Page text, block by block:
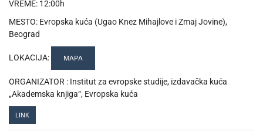
VREME: 12:00h
MESTO: Evropska kuća (Ugao Knez Mihajlove i Zmaj Jovine),
Beograd
LOKACIJA: MAPA
ORGANIZATOR : Institut za evropske studije, izdavačka kuća
„Akademska knjiga“, Evropska kuća
LINK